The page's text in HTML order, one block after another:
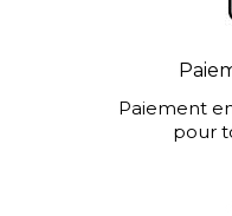
Paiement
pour